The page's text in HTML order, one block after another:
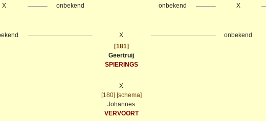
X onbekend onbekend X
X
onbekend
[181]
Geertruij
SPIERINGS
X
[180] [schema]
Johannes
VERVOORT